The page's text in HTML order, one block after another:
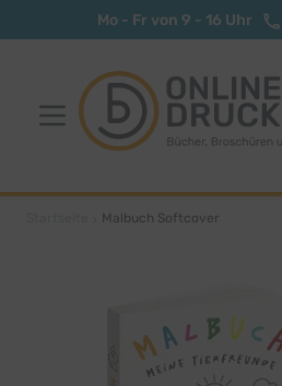
Zum Inhalt springenMo - Fr von 9 - 16 Uhr
Malbuch Softcover